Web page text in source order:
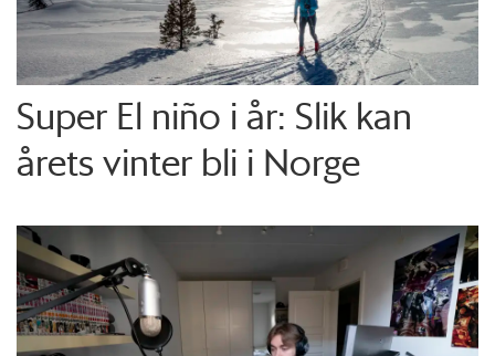
Super El niño i år: Slik kan
årets vinter bli i Norge